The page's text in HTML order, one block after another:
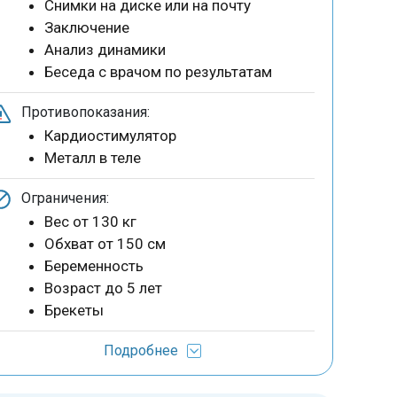
Снимки на диске или на почту
Заключение
Анализ динамики
Беседа с врачом по результатам
Противопоказания:
Кардиостимулятор
Металл в теле
Ограничения:
Вес от 130 кг
Обхват от 150 см
Беременность
Возраст до 5 лет
Брекеты
Подробнее